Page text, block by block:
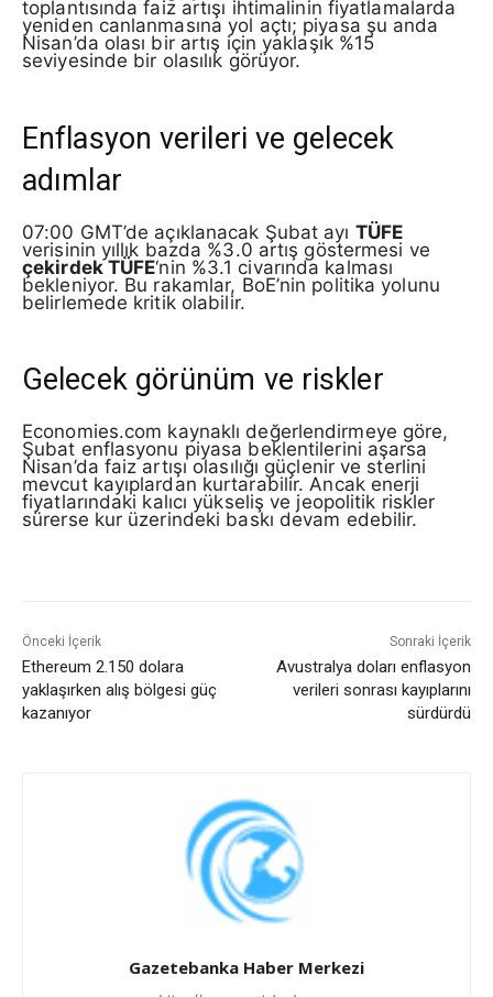
toplantısında faiz artışı ihtimalinin fiyatlamalarda
yeniden canlanmasına yol açtı; piyasa şu anda
Nisan’da olası bir artış için yaklaşık %15
seviyesinde bir olasılık görüyor.
Enflasyon verileri ve gelecek
adımlar
07:00 GMT’de açıklanacak Şubat ayı TÜFE
verisinin yıllık bazda %3.0 artış göstermesi ve
çekirdek TÜFE‘nin %3.1 civarında kalması
bekleniyor. Bu rakamlar, BoE’nin politika yolunu
belirlemede kritik olabilir.
Gelecek görünüm ve riskler
Economies.com kaynaklı değerlendirmeye göre,
Şubat enflasyonu piyasa beklentilerini aşarsa
Nisan’da faiz artışı olasılığı güçlenir ve sterlini
mevcut kayıplardan kurtarabilir. Ancak enerji
fiyatlarındaki kalıcı yükseliş ve jeopolitik riskler
sürerse kur üzerindeki baskı devam edebilir.
Önceki İçerik
Ethereum 2.150 dolara
yaklaşırken alış bölgesi güç
kazanıyor
Sonraki İçerik
Avustralya doları enflasyon
verileri sonrası kayıplarını
sürdürdü
Gazetebanka Haber Merkezi